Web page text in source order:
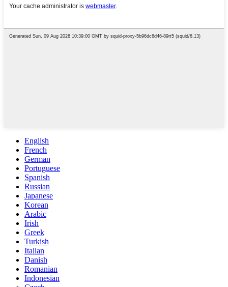
English
French
German
Portuguese
Spanish
Russian
Japanese
Korean
Arabic
Irish
Greek
Turkish
Italian
Danish
Romanian
Indonesian